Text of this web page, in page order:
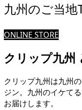
九州のご当
ONLINE STORE
クリップ九州
クリップ九州は九州
ジン。九州のイケて
お届けします。